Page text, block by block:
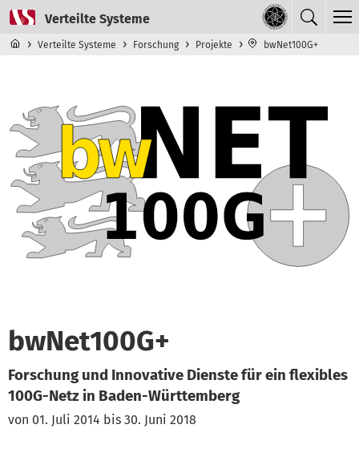
Direkt zum Inhalt
Navigationsmenü der obersten Ebene
Verteilte Systeme Forschung Projekte bwNet100G+
bwNet100G+
Forschung und Innovative Dienste für ein flexibles
100G-Netz in Baden-Württemberg
von 01. Juli 2014 bis 30. Juni 2018